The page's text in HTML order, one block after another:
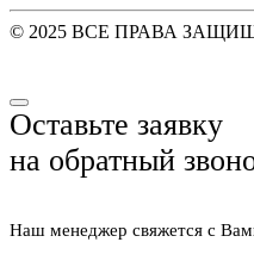
© 2025 ВСЕ ПРАВА
Оставьте заявку
на обратный
Наш менеджер свяжется с